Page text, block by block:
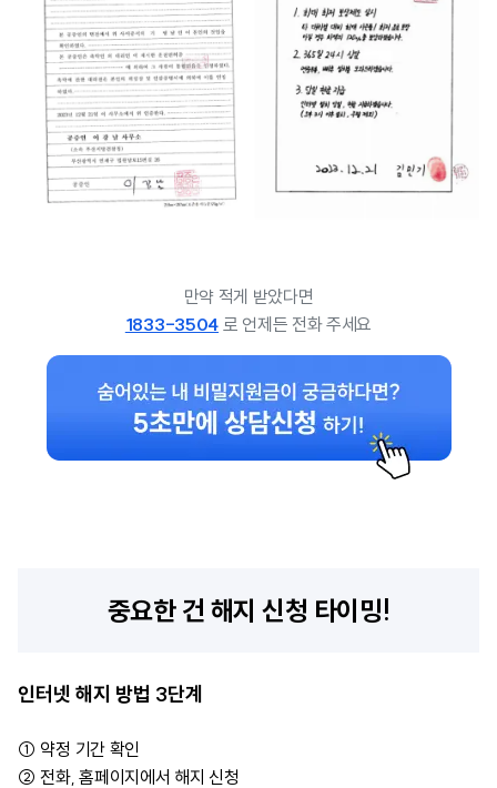
만약 적게 받았다면
1833-3504 로 언제든 전화 주세요
중요한 건 해지 신청 타이밍!
인터넷 해지 방법 3단계
① 약정 기간 확인
② 전화, 홈페이지에서 해지 신청